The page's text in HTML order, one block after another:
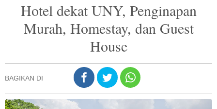
Hotel dekat UNY, Penginapan
Murah, Homestay, dan Guest
House
BAGIKAN DI